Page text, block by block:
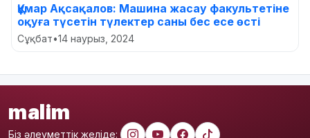
Құмар Ақсақалов: Машина жасау факультетіне
оқуға түсетін түлектер саны бес есе өсті
Сұқбат•14 наурыз, 2024
malim
Біз әлеуметтік желіде: